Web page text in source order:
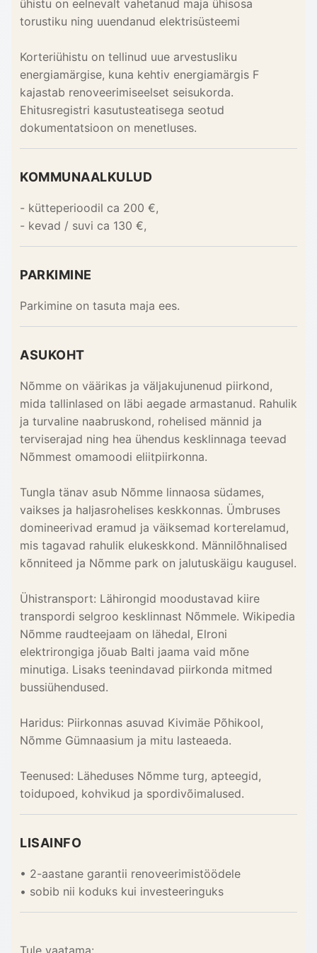
ühistu on eelnevalt vahetanud maja ühisosa
torustiku ning uuendanud elektrisüsteemi
Korteriühistu on tellinud uue arvestusliku
energiamärgise, kuna kehtiv energiamärgis F
kajastab renoveerimiseelset seisukorda.
Ehitusregistri kasutusteatisega seotud
dokumentatsioon on menetluses.
KOMMUNAALKULUD
- kütteperioodil ca 200 €,
- kevad / suvi ca 130 €,
PARKIMINE
Parkimine on tasuta maja ees.
ASUKOHT
Nõmme on väärikas ja väljakujunenud piirkond,
mida tallinlased on läbi aegade armastanud. Rahulik
ja turvaline naabruskond, rohelised männid ja
terviserajad ning hea ühendus kesklinnaga teevad
Nõmmest omamoodi eliitpiirkonna.
Tungla tänav asub Nõmme linnaosa südames,
vaikses ja haljasrohelises keskkonnas. Ümbruses
domineerivad eramud ja väiksemad korterelamud,
mis tagavad rahulik elukeskkond. Männilõhnalised
kõnniteed ja Nõmme park on jalutuskäigu kaugusel.
Ühistransport: Lähirongid moodustavad kiire
transpordi selgroo kesklinnast Nõmmele. Wikipedia
Nõmme raudteejaam on lähedal, Elroni
elektrirongiga jõuab Balti jaama vaid mõne
minutiga. Lisaks teenindavad piirkonda mitmed
bussiühendused.
Haridus: Piirkonnas asuvad Kivimäe Põhikool,
Nõmme Gümnaasium ja mitu lasteaeda.
Teenused: Läheduses Nõmme turg, apteegid,
toidupoed, kohvikud ja spordivõimalused.
LISAINFO
• 2-aastane garantii renoveerimistöödele
• sobib nii koduks kui investeeringuks